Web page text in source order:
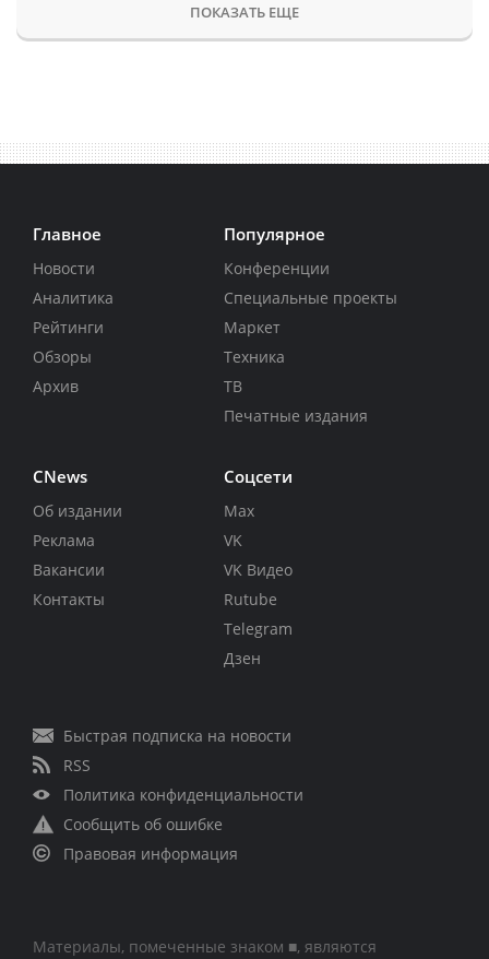
ПОКАЗАТЬ ЕЩЕ
Главное
Новости
Аналитика
Рейтинги
Обзоры
Архив
Популярное
Конференции
Специальные проекты
Маркет
Техника
ТВ
Печатные издания
CNews
Об издании
Реклама
Вакансии
Контакты
Соцсети
Max
VK
VK Видео
Rutube
Telegram
Дзен
Быстрая подписка на новости
RSS
Политика конфиденциальности
Сообщить об ошибке
Правовая информация
Материалы, помеченные знаком ■, являются